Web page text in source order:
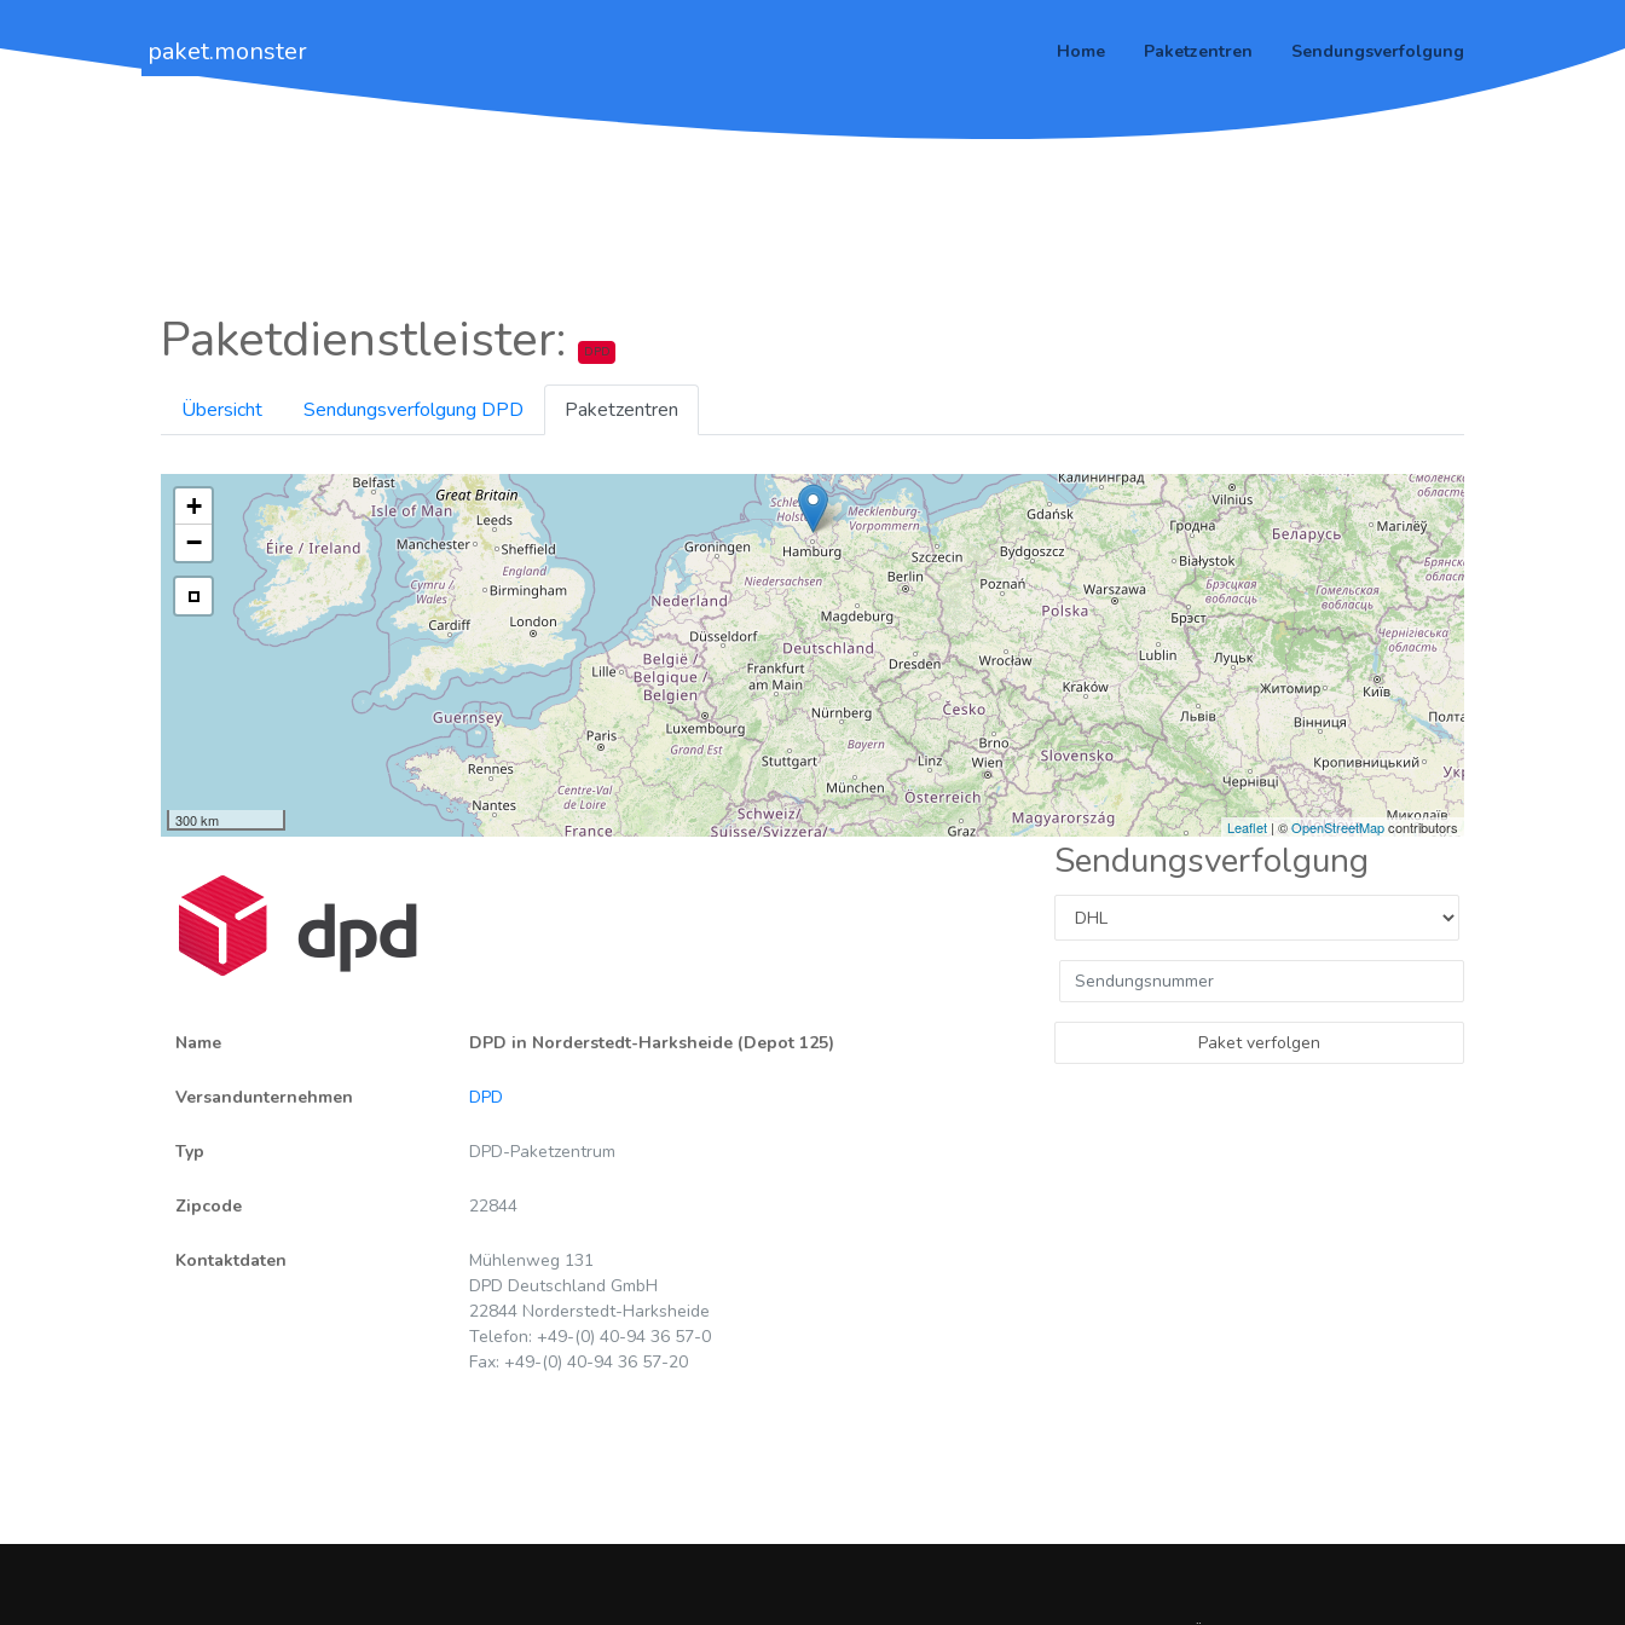
paket.monster Home Paketzentren Sendungsverfolgung
Paketdienstleister: DPD
Übersicht Sendungsverfolgung DPD Paketzentren
+
−
300 km Leaflet | ©OpenStreetMapcontributors
Name DPD in Norderstedt-Harksheide (Depot 125)
Versandunternehmen DPD
Typ DPD-Paketzentrum
Zipcode 22844
Kontaktdaten
Mühlenweg 131
DPD Deutschland GmbH
22844 Norderstedt-Harksheide
Telefon: +49-(0) 40-94 36 57-0
Fax: +49-(0) 40-94 36 57-20
Sendungsverfolgung
Paket verfolgen